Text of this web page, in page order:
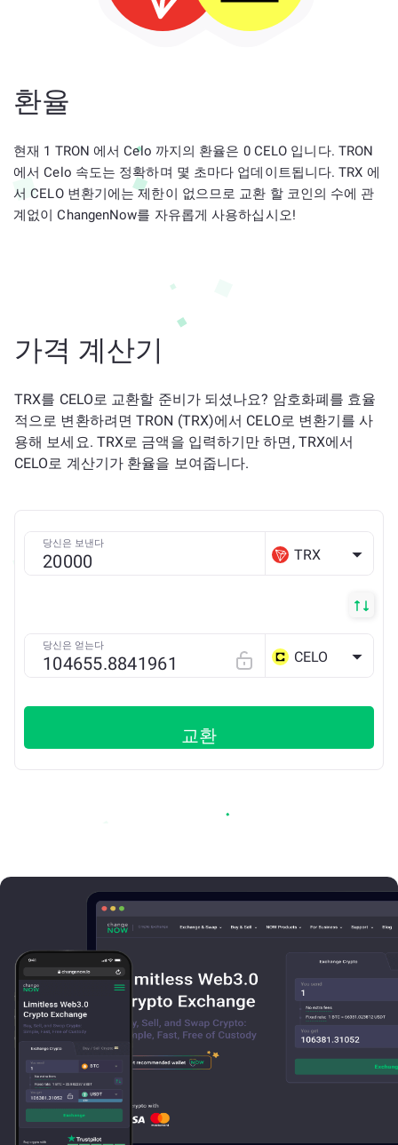
환율
현재 1 TRON 에서 Celo 까지의 환율은 0 CELO 입니다. TRON
에서 Celo 속도는 정확하며 몇 초마다 업데이트됩니다. TRX 에
서 CELO 변환기에는 제한이 없으므로 교환 할 코인의 수에 관
계없이 ChangenNow를 자유롭게 사용하십시오!
가격 계산기
TRX를 CELO로 교환할 준비가 되셨나요? 암호화폐를 효율
적으로 변환하려면 TRON (TRX)에서 CELO로 변환기를 사
용해 보세요. TRX로 금액을 입력하기만 하면, TRX에서
CELO로 계산기가 환율을 보여줍니다.
당신은 보낸다
TRX
당신은 얻는다
CELO
교환